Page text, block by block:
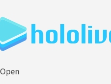
Open